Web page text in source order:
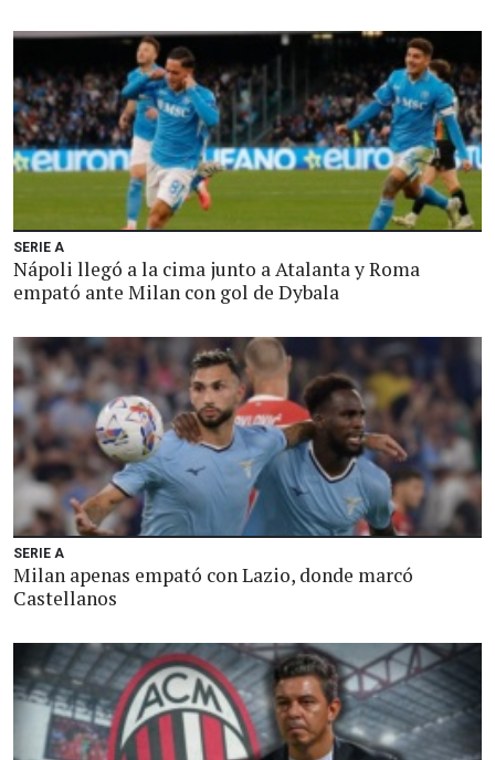
SERIE A
Nápoli llegó a la cima junto a Atalanta y Roma
empató ante Milan con gol de Dybala
SERIE A
Milan apenas empató con Lazio, donde marcó
Castellanos